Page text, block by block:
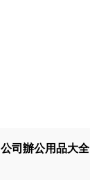
公司辦公用品大全